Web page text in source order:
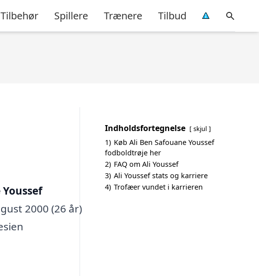
Tilbehør Spillere Trænere Tilbud
2000 (26 år)
Indholdsfortegnelse skjul
1) Køb Ali Ben Safouane Youssef
fodboldtrøje her
2) FAQ om Ali Youssef
3) Ali Youssef stats og karriere
4) Trofæer vundet i karrieren